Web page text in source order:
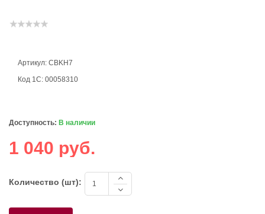
Артикул: CBKH7
Код 1С: 00058310
Доступность: В наличии
1 040 руб.
Количество (шт):